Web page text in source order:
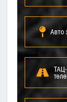
Авто